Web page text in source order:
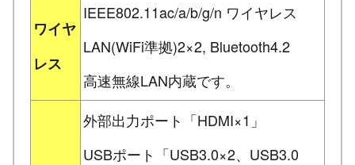
ワイヤ
レス
IEEE802.11ac/a/b/g/n ワイヤレス
LAN(WiFi準拠)2×2, Bluetooth4.2
高速無線LAN内蔵です。
外部出力ポート「HDMI×1」
USBポート「USB3.0×2、USB3.0